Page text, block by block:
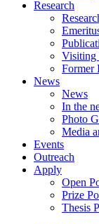
Research
Visiting
Former
News
News
In the
Photo
Media
Events
Outreach
Apply
Open
Prize
Thesis